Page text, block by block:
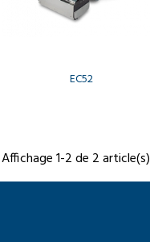
EC52
Affichage 1-2 de 2 article(s)